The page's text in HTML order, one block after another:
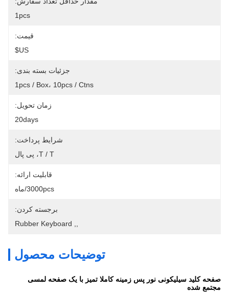
1pcs
قیمت:
US$
جزئیات بسته بندی:
1pcs / Box، 10pcs / Ctns
زمان تحویل:
20days
شرایط پرداخت:
T / T، پی پال
قابلیت ارائه:
3000pcs/ماه
برجسته کردن:
Rubber Keyboard
توضیحات محصول
صفحه کلید سیلیکونی نور پس زمینه کاملا تمیز با یک صفحه لمسی
مجتمع شده